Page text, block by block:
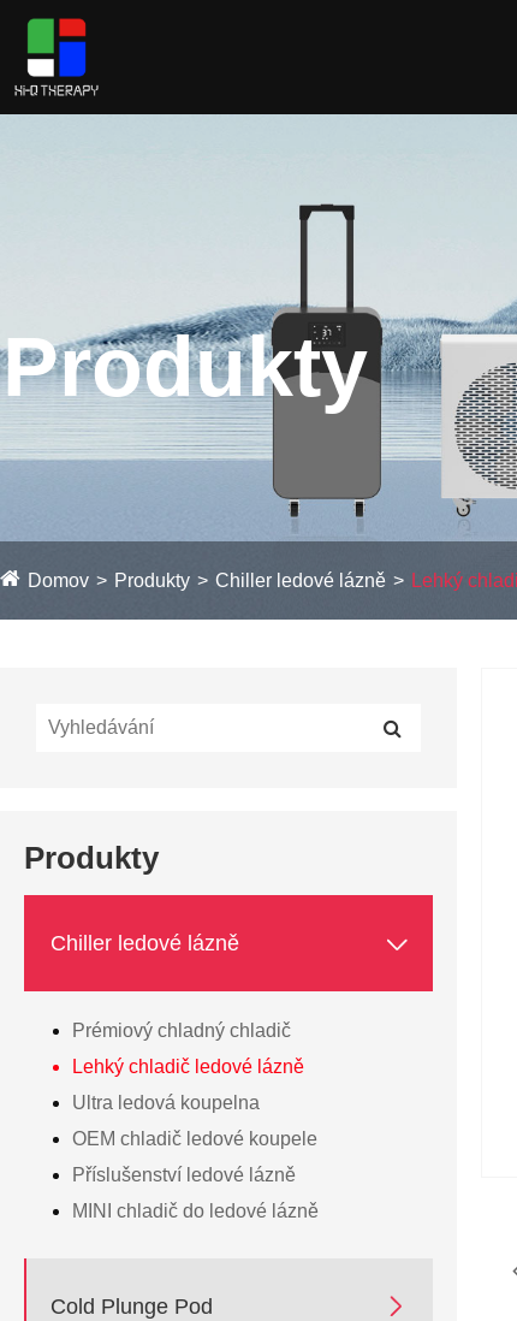
Produkty
Domov Produkty Chiller ledové lázně Lehký
Produkty
Chiller ledové lázně 
Prémiový chladný chladič
Lehký chladič ledové lázně
Ultra ledová koupelna
OEM chladič ledové koupele
Příslušenství ledové lázně
MINI chladič do ledové lázně
Cold Plunge Pod 